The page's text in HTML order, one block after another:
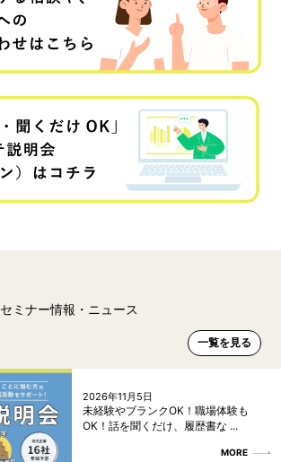
セミナー情報・ニュース
一覧を見る
2026年11月5日
未経験やブランクOK！職場体験も
OK！話を聞くだけ、履歴書な ...
MORE